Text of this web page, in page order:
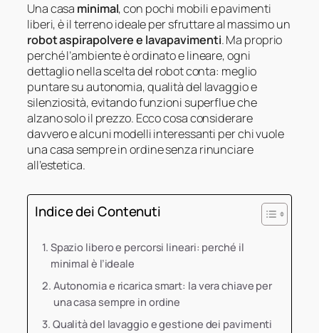
Una casa minimal, con pochi mobili e pavimenti
liberi, è il terreno ideale per sfruttare al massimo un
robot aspirapolvere e lavapavimenti. Ma proprio
perché l’ambiente è ordinato e lineare, ogni
dettaglio nella scelta del robot conta: meglio
puntare su autonomia, qualità del lavaggio e
silenziosità, evitando funzioni superflue che
alzano solo il prezzo. Ecco cosa considerare
davvero e alcuni modelli interessanti per chi vuole
una casa sempre in ordine senza rinunciare
all’estetica.
Indice dei Contenuti
Spazio libero e percorsi lineari: perché il
minimal è l’ideale
Autonomia e ricarica smart: la vera chiave per
una casa sempre in ordine
Qualità del lavaggio e gestione dei pavimenti